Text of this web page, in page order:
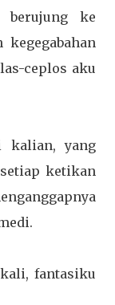
ke
ceplos aku
kalian, yang
ketikan
fantasiku